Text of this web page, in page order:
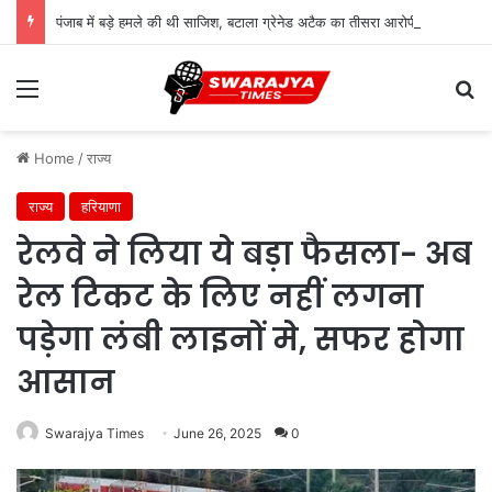
Menu
Home /राज्य
राज्य हरियाणा
रेलवे ने लिया ये बड़ा फैसला- अब
रेल टिकट के लिए नहीं लगना
पड़ेगा लंबी लाइनों मे, सफर होगा
आसान
Swarajya Times June 26, 2025 0